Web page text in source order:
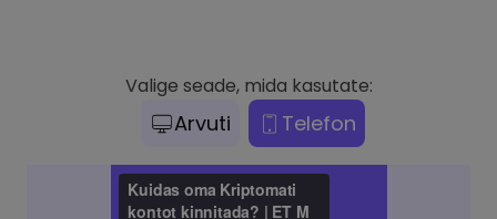
Valige seade, mida kasutate:
Arvuti Telefon